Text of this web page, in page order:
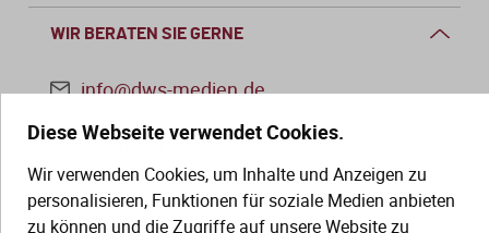
Diese Webseite verwendet Cookies.
Wir verwenden Cookies, um Inhalte und Anzeigen zu
personalisieren, Funktionen für soziale Medien anbieten
zu können und die Zugriffe auf unsere Website zu
WIR BERATEN SIE GERNE
info@dws-medien.de
+49 (0)30 2888 56-6
Mo.–Do. 08:00–16:00 Uhr
Fr. 08:00–13:30 Uhr